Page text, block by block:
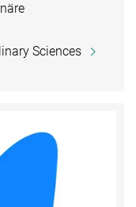
Sciences